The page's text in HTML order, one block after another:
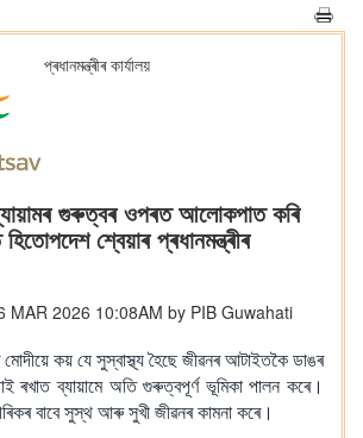
প্ৰধানমন্ত্ৰীৰ কাৰ্যালয়
গুৰুত্বৰ ওপৰত আলোকপাত কৰি
শ্বেয়াৰ প্ৰধানমন্ত্ৰীৰ
16 MAR 2026 10:08AM by PIB Guwahati
মোদীয়ে কয় যে সুস্বাস্থ্য হৈছে জীৱনৰ আটাইতকৈ ডাঙৰ
ব্যায়ামে অতি গুৰুত্বপূৰ্ণ ভূমিকা পালন কৰে।
বাবে সুস্থ আৰু সুখী জীৱনৰ কামনা কৰে।